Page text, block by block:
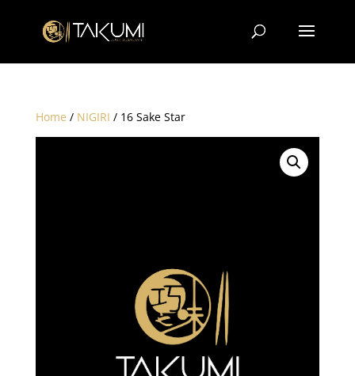
Home / NIGIRI / 16 Sake Star